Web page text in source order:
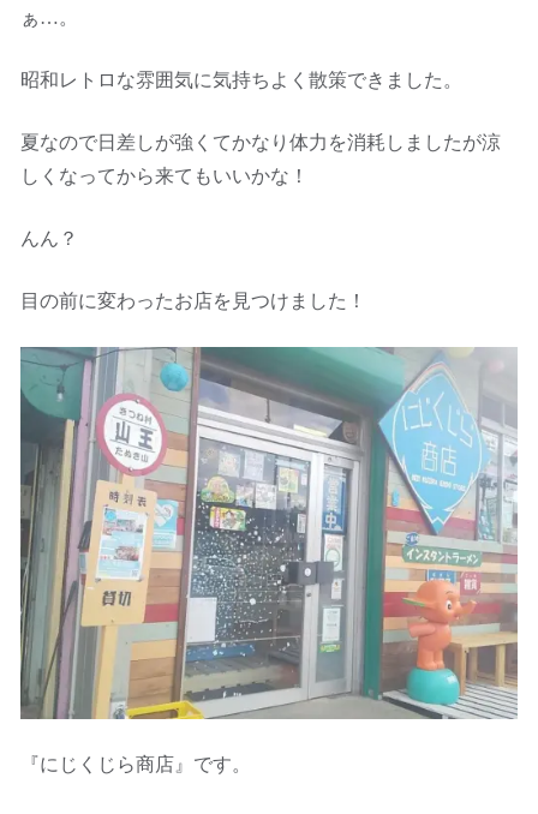
ぁ…。
昭和レトロな雰囲気に気持ちよく散策できました。
夏なので日差しが強くてかなり体力を消耗しましたが涼
しくなってから来てもいいかな！
んん？
目の前に変わったお店を見つけました！
『にじくじら商店』です。